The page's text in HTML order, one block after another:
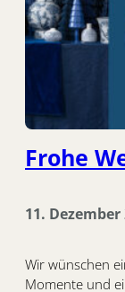
Frohe
11. Dezember
Wir wünschen
Momente und